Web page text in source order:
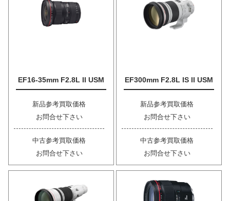
EF16-35mm F2.8L II USM
新品参考買取価格
お問合せ下さい
中古参考買取価格
お問合せ下さい
EF300mm F2.8L IS II USM
新品参考買取価格
お問合せ下さい
中古参考買取価格
お問合せ下さい